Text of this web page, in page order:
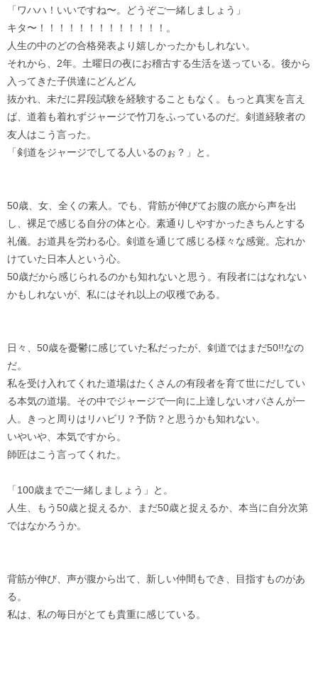
「ワハハ！いいですね〜。どうぞご一緒しましょう」
キタ〜！！！！！！！！！！！！！。
人生の中のどの合格発表より嬉しかったかもしれない。
それから、2年。土曜日の夜にお稽古する生活を送っている。後から
入ってきた子供達にどんどん
抜かれ、未だに昇段試験を経験することもなく。もっと真実を言え
ば、道着も着れずジャージで竹刀をふっているのだ。剣道経験者の
友人はこう言った。
「剣道をジャージでしてる人いるのぉ？」と。
50歳、女、全くの素人。でも、背筋が伸びてお腹の底から声を出
し、裸足で感じる自分の体と心。素通りしやすかったきちんとする
礼儀。お道具を労わる心。剣道を通じて感じる様々な感覚。忘れか
けていた日本人という心。
50歳だから感じられるのかも知れないと思う。有段者にはなれない
かもしれないが、私にはそれ以上の収穫である。
日々、50歳を憂鬱に感じていた私だったが、剣道ではまだ50!!なの
だ。
私を受け入れてくれた道場はたくさんの有段者を育て世にだしてい
る本気の道場。その中でジャージで一向に上達しないオバさんが一
人。きっと周りはリハビリ？予防？と思うかも知れない。
いやいや、本気ですから。
師匠はこう言ってくれた。
「100歳までご一緒しましょう」と。
人生、もう50歳と捉えるか、まだ50歳と捉えるか、本当に自分次第
ではなかろうか。
背筋が伸び、声が腹から出て、新しい仲間もでき、目指すものがあ
る。
私は、私の毎日がとても貴重に感じている。